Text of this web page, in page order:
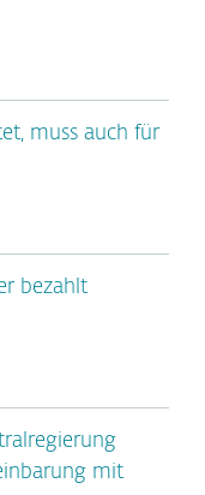
muss auch für
bezahlt
mit